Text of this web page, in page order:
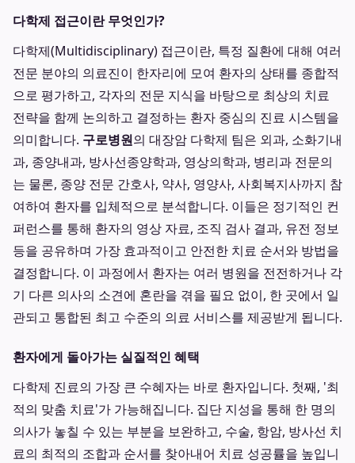
다학제 접근이란 무엇인가?
다학제(Multidisciplinary) 접근이란, 특정 질환에 대해 여러
전문 분야의 의료진이 한자리에 모여 환자의 상태를 종합적
으로 평가하고, 각자의 전문 지식을 바탕으로 최상의 치료
전략을 함께 논의하고 결정하는 환자 중심의 진료 시스템을
의미합니다. 구로병원의 대장암 다학제 팀은 외과, 소화기내
과, 종양내과, 방사선종양학과, 영상의학과, 병리과 전문의
는 물론, 종양 전문 간호사, 약사, 영양사, 사회복지사까지 참
여하여 환자를 입체적으로 분석합니다. 이들은 정기적인 컨
퍼런스를 통해 환자의 영상 자료, 조직 검사 결과, 유전 정보
등을 공유하며 가장 효과적이고 안전한 치료 순서와 방법을
결정합니다. 이 과정에서 환자는 여러 병원을 전전하거나 각
기 다른 의사의 소견에 혼란을 겪을 필요 없이, 한 곳에서 일
관되고 통합된 최고 수준의 의료 서비스를 제공받게 됩니다.
환자에게 돌아가는 실질적인 혜택
다학제 진료의 가장 큰 수혜자는 바로 환자입니다. 첫째, '최
적의 맞춤 치료'가 가능해집니다. 집단 지성을 통해 한 명의
의사가 놓칠 수 있는 부분을 보완하고, 수술, 항암, 방사선 치
료의 최적의 조합과 순서를 찾아내어 치료 성공률을 높입니